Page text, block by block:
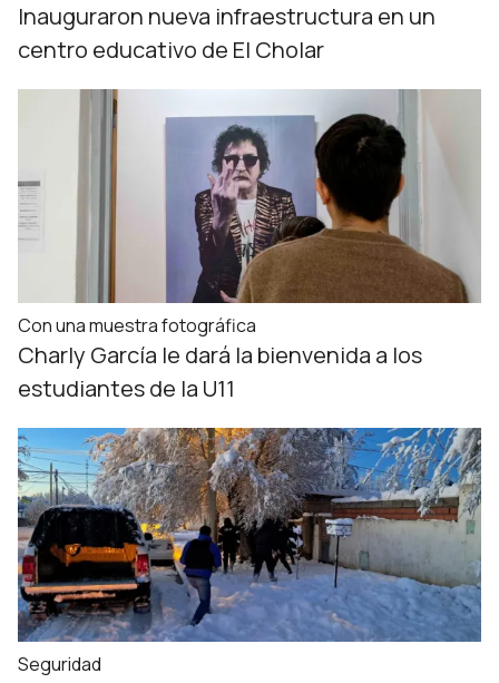
Inauguraron nueva infraestructura en un
centro educativo de El Cholar
Con una muestra fotográfica
Charly García le dará la bienvenida a los
estudiantes de la U11
Seguridad